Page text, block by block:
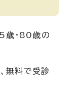
歳・80歳の
無料で受診